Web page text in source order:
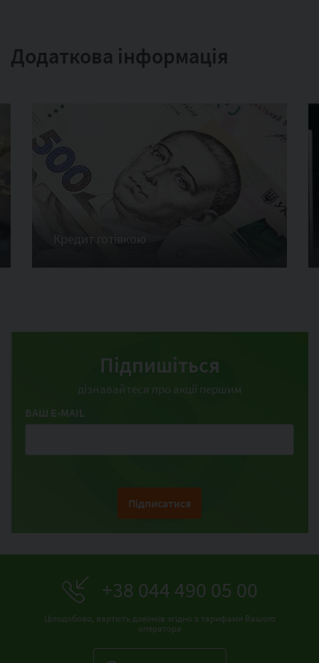
Додаткова інформація
Кредит готівкою
Підпишіться
дізнавайтеся про акції першим
ВАШ E-MAIL
Підписатися
+38 044 490 05 00
Цілодобово, вартість дзвінків згідно з тарифами Вашого
оператора